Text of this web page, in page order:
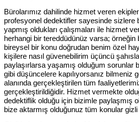
Bürolarımız dahilinde hizmet veren
profesyonel dedektifler sayesinde sizlere
yapmış oldukları çalışmaları ile hizmet
herhangi bir tereddüdünüz varsa; örneğin
bireysel bir konu doğrudan benim özel
kişilere nasıl güvenebilirim üçüncü
paylaşırlarsa yaşamış olduğum sorunlar
gibi düşüncelere kapılıyorsanız bilmeniz
alanında gerçekleştirilen tüm
gerçekleştirildiğidir. Hizmet vermekte
dedektiflik olduğu için bizimle paylaşmış
bize aktarmış olduğunuz tüm konular gizli